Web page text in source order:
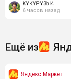
KYKYPY3bI4
6 часов назад
Ещё из
Яндекс Маркет